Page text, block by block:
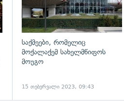
საქმეები, რომელიც
მოქალაქემ სახელმწიფოს
მოუგო
15 თებერვალი 2023, 09:43